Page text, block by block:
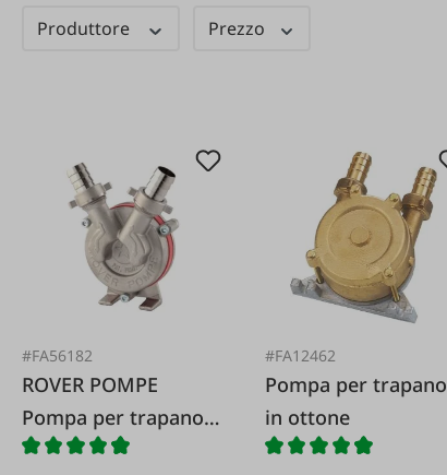
Produttore Prezzo
#FA56182
ROVER POMPE
Pompa per trapano
in acciaio
#FA12462
Pompa per trapano
in ottone